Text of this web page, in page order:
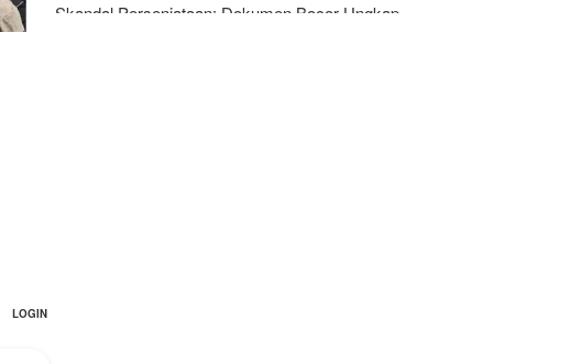
Skandal Persenjataan: Dokumen Bocor Ungkap